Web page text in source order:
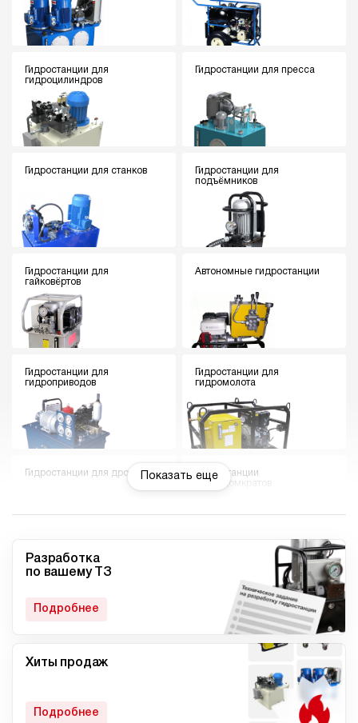
Гидростанции для
гидроцилиндров
Гидростанции для пресса
Гидростанции для станков
Гидростанции для
подъёмников
Гидростанции для
гайковёртов
Автономные гидростанции
Гидростанции для
гидроприводов
Гидростанции для
гидромолота
Гидростанции для дровокола
Гидростанции
гидродомкратов
Гидростанции для токарного
Мини гидростанции
Компактные гидростанции
Показать еще
Разработка
по вашему ТЗ
Подробнее
Хиты продаж
Подробнее